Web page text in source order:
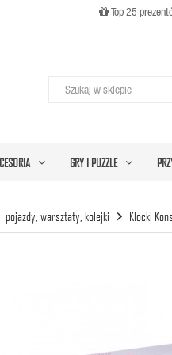
 Top 25
GRY I PUZZLE
pojazdy, warsztaty, kolejki Klocki